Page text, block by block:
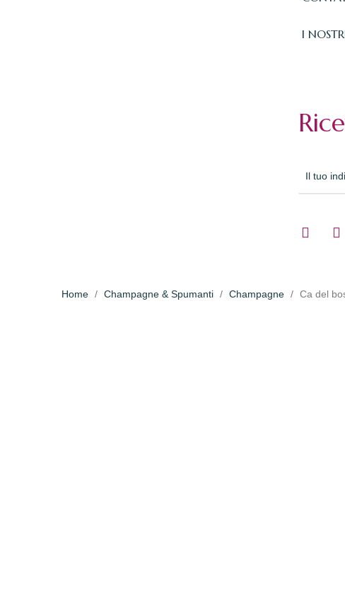
I
Home Champagne & Spumanti Champagne Ca del